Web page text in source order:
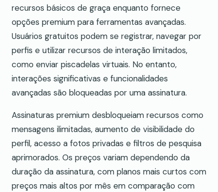
recursos básicos de graça enquanto fornece
opções premium para ferramentas avançadas.
Usuários gratuitos podem se registrar, navegar por
perfis e utilizar recursos de interação limitados,
como enviar piscadelas virtuais. No entanto,
interações significativas e funcionalidades
avançadas são bloqueadas por uma assinatura.
Assinaturas premium desbloqueiam recursos como
mensagens ilimitadas, aumento de visibilidade do
perfil, acesso a fotos privadas e filtros de pesquisa
aprimorados. Os preços variam dependendo da
duração da assinatura, com planos mais curtos com
preços mais altos por mês em comparação com